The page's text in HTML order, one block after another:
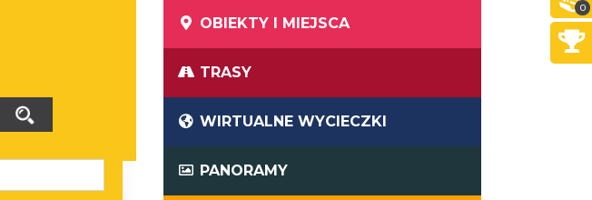
OBIEKTY I MIEJSCA
TRASY
WIRTUALNE WYCIECZKI
PANORAMY
0